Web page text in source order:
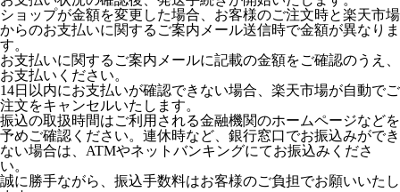
ショップが金額を変更した場合、お客様のご注文時と楽天市場
からのお支払いに関するご案内メール送信時で金額が異なりま
す。
お支払いに関するご案内メールに記載の金額をご確認のうえ、
お支払いください。
14日以内にお支払いが確認できない場合、楽天市場が自動でご
注文をキャンセルいたします。
振込の取扱時間はご利用される金融機関のホームページなどを
予めご確認ください。連休時など、銀行窓口でお振込みができ
ない場合は、ATMやネットバンキングにてお振込みくださ
い。
誠に勝手ながら、振込手数料はお客様のご負担でお願いいたし